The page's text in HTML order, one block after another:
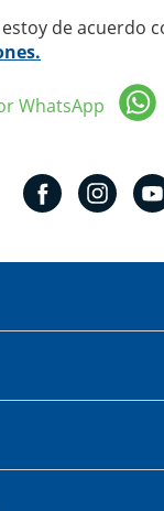
de acuerdo
WhatsApp
# 309. Colonia la